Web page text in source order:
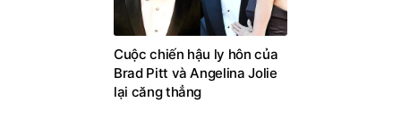
Cuộc chiến hậu ly hôn của
Brad Pitt và Angelina Jolie
lại căng thẳng